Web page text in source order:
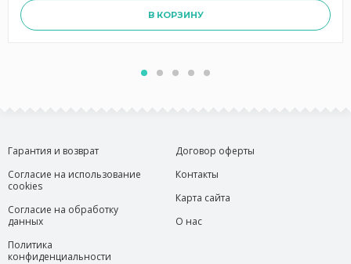
В КОРЗИНУ
Гарантия и возврат
Согласие на использование
cookies
Согласие на обработку
данных
Политика
конфиденциальности
Договор оферты
Контакты
Карта сайта
О нас